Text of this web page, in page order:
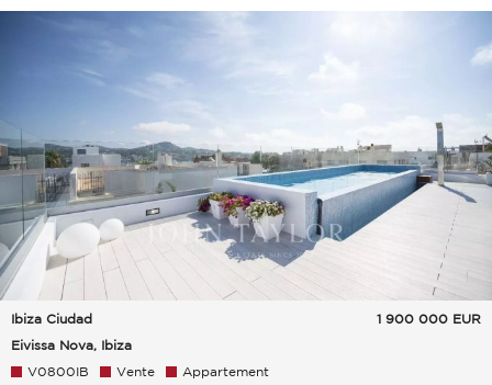
Ibiza Ciudad
Eivissa Nova, Ibiza
1 900 000 EUR
V0800IB Vente Appartement